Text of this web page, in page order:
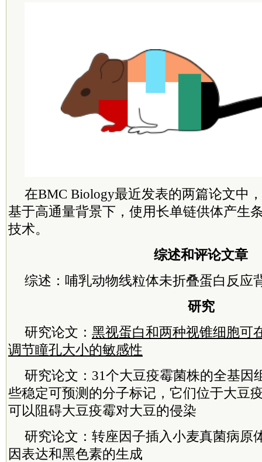
在BMC Biology最近发表的两篇论文中
基于高通量背景下，使用长单链供体产生
技术。
综述和评论文章
综述： 哺乳动物线粒体未折叠蛋白反应
研究
研究论文： 黑视蛋白和两种视锥细胞可
调节瞳孔大小的敏感性
研究论文： 31个大豆疫霉菌株的全基因
些稳定可预测的分子标记，它们位于大豆
可以阻碍大豆疫霉对大豆的侵染
研究论文： 转座因子插入小麦真菌病原
因表达和黑色素的生成